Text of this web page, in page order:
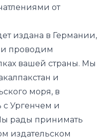
от
издана в Германии,
проводим
вашей страны. Мы
и
моря, в
Ургенчем и
рады принимать
издательском